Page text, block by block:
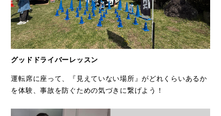
グッドドライバーレッスン
運転席に座って、『見えていない場所』がどれくらいあるか
を体験、事故を防ぐための気づきに繋げよう！​